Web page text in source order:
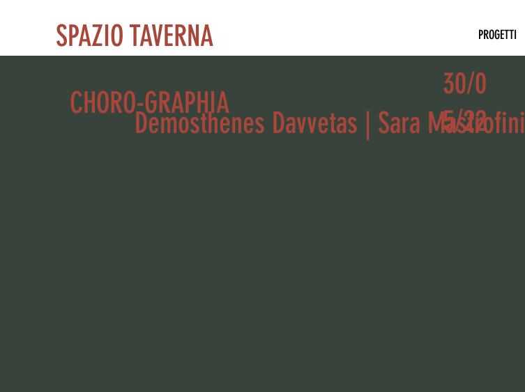
SPAZIO TAVERNA PROGETTI
CHORO-GRAPHIA
30/0
5/22
Demosthenes Davvetas | Sara Mastrofini